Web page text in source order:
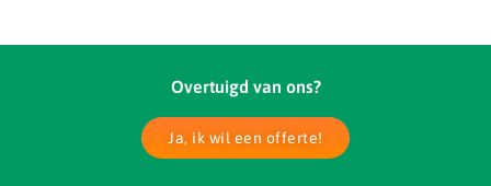
Overtuigd van ons?
Ja, ik wil een offerte!